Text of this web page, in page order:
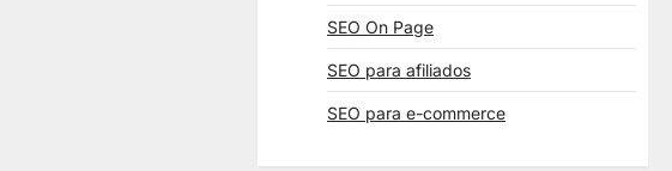
SEO On Page
SEO para afiliados
SEO para e-commerce